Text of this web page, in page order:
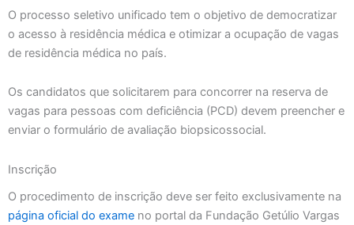
O processo seletivo unificado tem o objetivo de democratizar
o acesso à residência médica e otimizar a ocupação de vagas
de residência médica no país.
Os candidatos que solicitarem para concorrer na reserva de
vagas para pessoas com deficiência (PCD) devem preencher e
enviar o formulário de avaliação biopsicossocial.
Inscrição
O procedimento de inscrição deve ser feito exclusivamente na
página oficial do exame no portal da Fundação Getúlio Vargas